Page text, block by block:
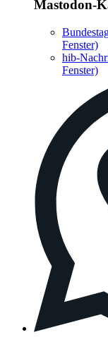
Mastodon-
Fenster)
hib-
Fenster)